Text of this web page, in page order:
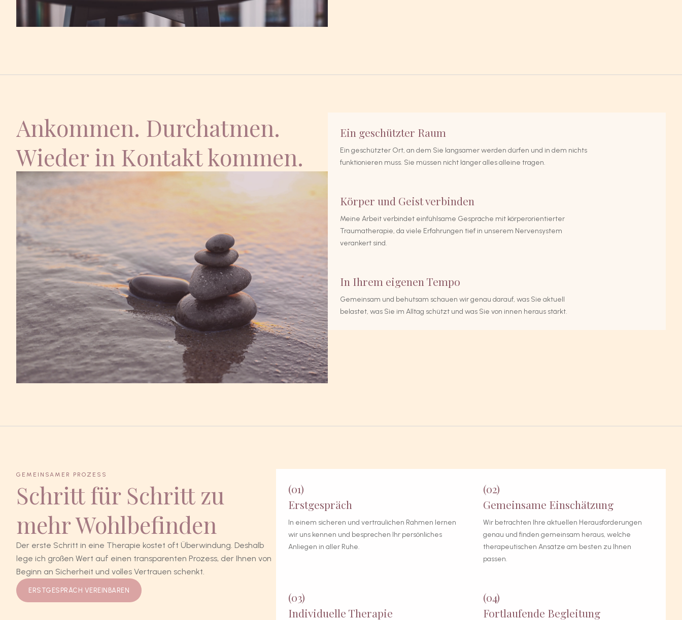
Ankommen. Durchatmen.
Wieder in Kontakt kommen.
Ein geschützter Raum
Ein geschützter Ort, an dem Sie langsamer werden dürfen und in dem nichts
funktionieren muss. Sie müssen nicht länger alles alleine tragen.
Körper und Geist verbinden
Meine Arbeit verbindet einfühlsame Gespräche mit körperorientierter
Traumatherapie, da viele Erfahrungen tief in unserem Nervensystem
verankert sind.
In Ihrem eigenen Tempo
Gemeinsam und behutsam schauen wir genau darauf, was Sie aktuell
belastet, was Sie im Alltag schützt und was Sie von innen heraus stärkt.
GEMEINSAMER PROZESS
Schritt für Schritt zu
mehr Wohlbefinden
Der erste Schritt in eine Therapie kostet oft Überwindung. Deshalb
lege ich großen Wert auf einen transparenten Prozess, der Ihnen von
Beginn an Sicherheit und volles Vertrauen schenkt.
ERSTGESPRÄCH VEREINBAREN
(01)
Erstgespräch
In einem sicheren und vertraulichen Rahmen lernen
wir uns kennen und besprechen Ihr persönliches
Anliegen in aller Ruhe.
(02)
Gemeinsame Einschätzung
Wir betrachten Ihre aktuellen Herausforderungen
genau und finden gemeinsam heraus, welche
therapeutischen Ansätze am besten zu Ihnen
passen.
(03)
Individuelle Therapie
(04)
Fortlaufende Begleitung